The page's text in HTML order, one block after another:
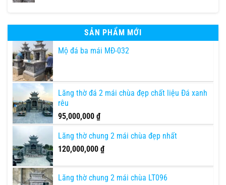
SẢN PHẨM MỚI
Mộ đá ba mái MĐ-032
Lăng thờ đá 2 mái chùa đẹp chất liệu Đá xanh
rêu
95,000,000 ₫
Lăng thờ chung 2 mái chùa đẹp nhất
120,000,000 ₫
Lăng thờ chung 2 mái chùa LT096